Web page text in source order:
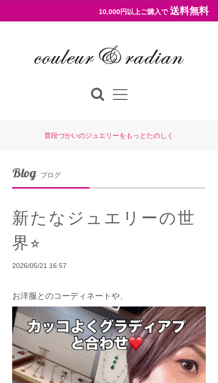
10,000円以上ご購入で 送料無料
普段づかいのジュエリーをもっとたのしく
Blog ブログ
新たなジュエリーの世
界⭐︎
2026/05/21 16:57
お洋服とのコーディネートや、